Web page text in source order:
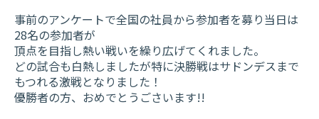
事前のアンケートで全国の社員から参加者を募り当日は
28名の参加者が
頂点を目指し熱い戦いを繰り広げてくれました。
どの試合も白熱しましたが特に決勝戦はサドンデスまで
もつれる激戦となりました！
優勝者の方、おめでとうごさいます!!